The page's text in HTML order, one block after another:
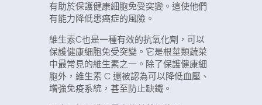
有助於保護健康細胞免受突變。這使他們
有能力降低患癌症的風險。
維生素C也是一種有效的抗氧化劑，可以
保護健康細胞免受突變。它是根莖類蔬菜
中最常見的維生素之一。除了保護健康細
胞外，維生素 C 還被認為可以降低血壓、
增強免疫系統，甚至防止缺鐵。